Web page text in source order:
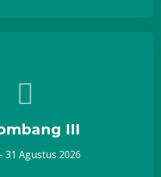
III
31 Agustus 2026